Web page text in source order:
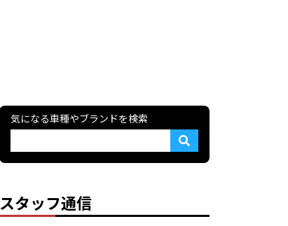
気になる車種やブランドを検索
スタッフ通信